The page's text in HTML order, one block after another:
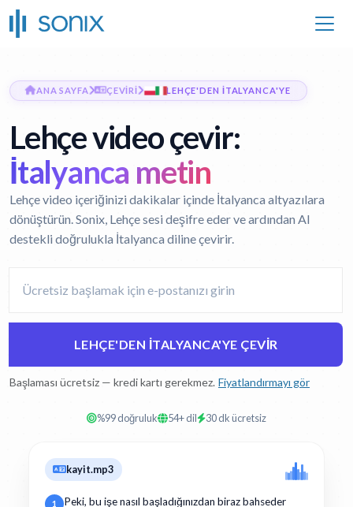
ANA SAYFA ÇEVIRI LEHÇE'DEN İTALYANCA'YE
Lehçe video çevir:
İtalyanca metin
Lehçe video içeriğinizi dakikalar içinde İtalyanca altyazılara
dönüştürün. Sonix, Lehçe sesi deşifre eder ve ardından AI
destekli doğrulukla İtalyanca diline çevirir.
LEHÇE'DEN İTALYANCA'YE ÇEVIR
Başlaması ücretsiz — kredi kartı gerekmez. Fiyatlandırmayı gör
%99 doğruluk 54+ dil 30 dk ücretsiz
kayit.mp3
1
Peki, bu işe nasıl başladığınızdan biraz bahseder